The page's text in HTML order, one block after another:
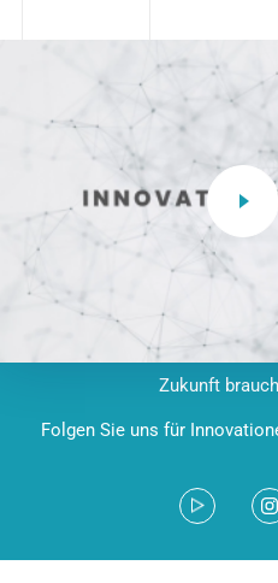
Zukunft
Folgen Sie uns für